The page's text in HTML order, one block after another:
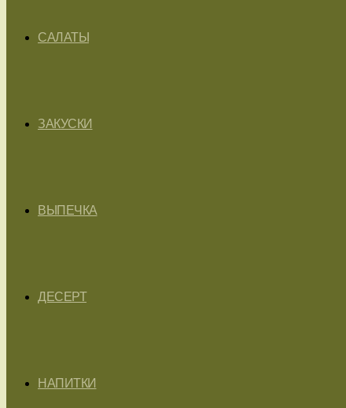
САЛАТЫ
ЗАКУСКИ
ВЫПЕЧКА
ДЕСЕРТ
НАПИТКИ